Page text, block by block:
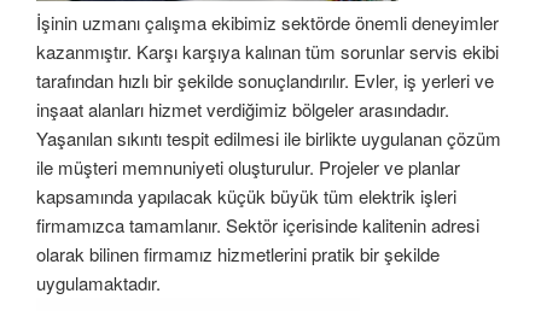
İşinin uzmanı çalışma ekibimiz sektörde önemli deneyimler
kazanmıştır. Karşı karşıya kalınan tüm sorunlar servis ekibi
tarafından hızlı bir şekilde sonuçlandırılır. Evler, iş yerleri ve
inşaat alanları hizmet verdiğimiz bölgeler arasındadır.
Yaşanılan sıkıntı tespit edilmesi ile birlikte uygulanan çözüm
ile müşteri memnuniyeti oluşturulur. Projeler ve planlar
kapsamında yapılacak küçük büyük tüm elektrik işleri
firmamızca tamamlanır. Sektör içerisinde kalitenin adresi
olarak bilinen firmamız hizmetlerini pratik bir şekilde
uygulamaktadır.